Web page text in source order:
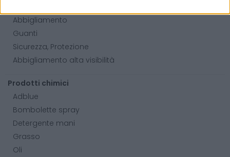
Abbigliamento
Guanti
Sicurezza, Protezione
Abbigliamento alta visibilità
Prodotti chimici
Adblue
Bombolette spray
Detergente mani
Grasso
Oli